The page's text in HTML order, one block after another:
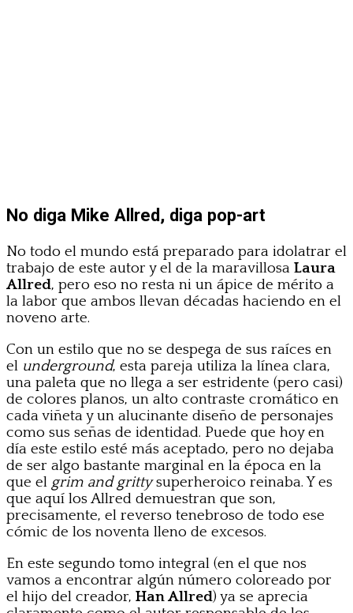
No diga Mike Allred, diga pop-art
No todo el mundo está preparado para idolatrar el
trabajo de este autor y el de la maravillosa Laura
Allred, pero eso no resta ni un ápice de mérito a
la labor que ambos llevan décadas haciendo en el
noveno arte.
Con un estilo que no se despega de sus raíces en
el underground, esta pareja utiliza la línea clara,
una paleta que no llega a ser estridente (pero casi)
de colores planos, un alto contraste cromático en
cada viñeta y un alucinante diseño de personajes
como sus señas de identidad. Puede que hoy en
día este estilo esté más aceptado, pero no dejaba
de ser algo bastante marginal en la época en la
que el grim and grittysuperheroico reinaba. Y es
que aquí los Allred demuestran que son,
precisamente, el reverso tenebroso de todo ese
cómic de los noventa lleno de excesos.
En este segundo tomo integral (en el que nos
vamos a encontrar algún número coloreado por
el hijo del creador, Han Allred) ya se aprecia